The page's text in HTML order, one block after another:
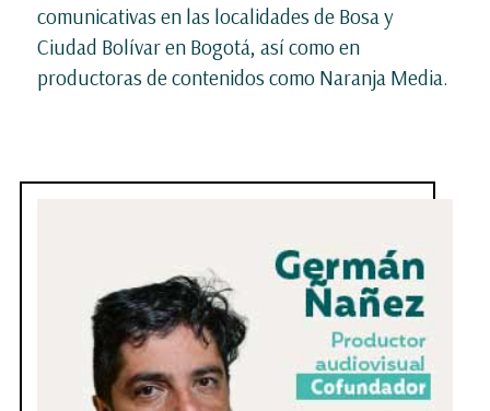
comunicativas en las localidades de Bosa y
Ciudad Bolívar en Bogotá, así como en
productoras de contenidos como Naranja Media.